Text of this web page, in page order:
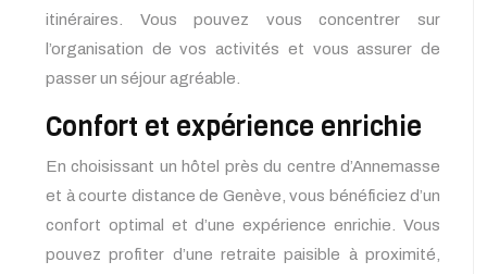
itinéraires. Vous pouvez vous concentrer sur
l’organisation de vos activités et vous assurer de
passer un séjour agréable.
Confort et expérience enrichie
En choisissant un hôtel près du centre d’Annemasse
et à courte distance de Genève, vous bénéficiez d’un
confort optimal et d’une expérience enrichie. Vous
pouvez profiter d’une retraite paisible à proximité,